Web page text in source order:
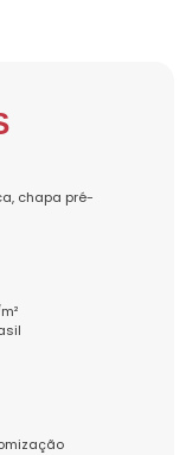
chapa pré-